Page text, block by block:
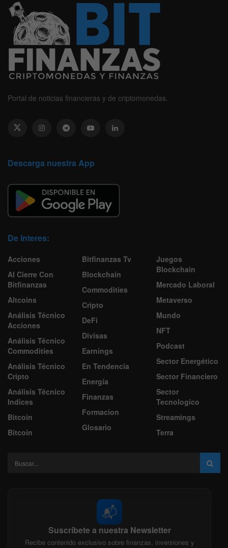
Portal de noticias financieras y de criptomonedas.
Descarga nuestra App
De Interes:
Acciones
Al Cierre Con
Bitfinanzas
Altcoins
Análisis Técnico
Acciones
Análisis Técnico
Commodities
Análisis Técnico
Cripto
Análisis Técnico
Indices
Bitcoin
Bitcoin
Bitfinanzas Tv
Blockchain
Commodities
Cripto
DeFi
Divisas
Earnings
En Tendencia
Energía
Finanzas
Formacion
Glosario
Juegos
Blockchain
Mercado Laboral
Metaverso
Mundo
NFT
Podcast
Sector Energético
Sector Financiero
Sector
Tecnologico
Streamings
Terra
📬
Suscríbete a nuestra Newsletter
Recibe contenido exclusivo sobre finanzas, inversiones y